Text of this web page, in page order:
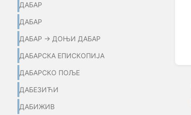
ДАБАР
ДАБАР
ДАБАР → ДОЊИ ДАБАР
ДАБАРСКА ЕПИСКОПИЈА
ДАБАРСКО ПОЉЕ
ДАБЕЗИЋИ
ДАБИЖИВ